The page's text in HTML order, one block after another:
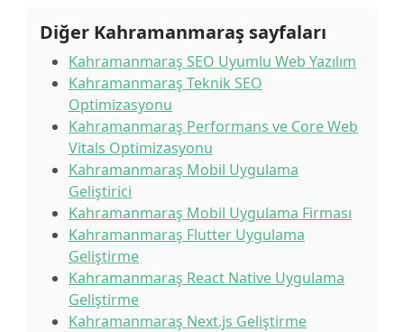
Diğer Kahramanmaraş sayfaları
Kahramanmaraş SEO Uyumlu Web Yazılım
Kahramanmaraş Teknik SEO
Optimizasyonu
Kahramanmaraş Performans ve Core Web
Vitals Optimizasyonu
Kahramanmaraş Mobil Uygulama
Geliştirici
Kahramanmaraş Mobil Uygulama Firması
Kahramanmaraş Flutter Uygulama
Geliştirme
Kahramanmaraş React Native Uygulama
Geliştirme
Kahramanmaraş Next.js Geliştirme